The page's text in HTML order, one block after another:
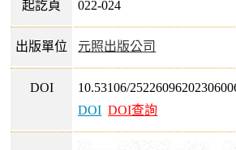
起訖頁 022-024
出版單位 元照出版公司
DOI 10.53106/
DOI DOI查詢